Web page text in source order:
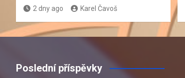
2 dny ago Karel Čavoš
Poslední příspěvky